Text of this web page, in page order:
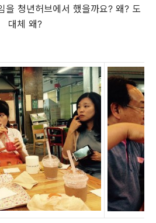
을 청년허브에서 했을까요? 왜? 도
대체 왜?